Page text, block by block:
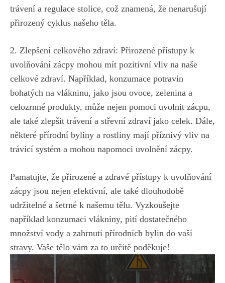
trávení a regulace stolice, což znamená, že nenarušují
přirozený cyklus našeho těla.
2. Zlepšení celkového zdraví: Přirozené přístupy k
uvolňování zácpy mohou mít pozitivní vliv na naše
celkové zdraví. Například, konzumace potravin
bohatých na vlákninu, jako jsou ovoce, zelenina a
celozrnné produkty, může nejen pomoci uvolnit zácpu,
ale také zlepšit trávení a střevní zdraví jako celek. Dále,
některé přírodní byliny a rostliny mají příznivý vliv na
trávicí systém a mohou napomoci uvolnění zácpy.
Pamatujte, že přirozené a zdravé přístupy k uvolňování
zácpy jsou nejen efektivní, ale také dlouhodobě
udržitelné a šetrné k našemu tělu. Vyzkoušejte
například konzumaci vlákniny, pití dostatečného
množství vody a zahrnutí přírodních bylin do vaší
stravy. Vaše tělo vám za to určitě poděkuje!